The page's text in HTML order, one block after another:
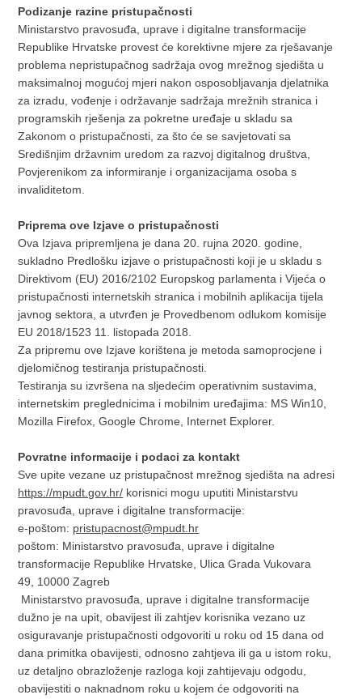
Podizanje razine pristupačnosti
Ministarstvo pravosuđa, uprave i digitalne transformacije
Republike Hrvatske provest će korektivne mjere za rješavanje
problema nepristupačnog sadržaja ovog mrežnog sjedišta u
maksimalnoj mogućoj mjeri nakon osposobljavanja djelatnika
za izradu, vođenje i održavanje sadržaja mrežnih stranica i
programskih rješenja za pokretne uređaje u skladu sa
Zakonom o pristupačnosti, za što će se savjetovati sa
Središnjim državnim uredom za razvoj digitalnog društva,
Povjerenikom za informiranje i organizacijama osoba s
invaliditetom.
Priprema ove Izjave o pristupačnosti
Ova Izjava pripremljena je dana 20. rujna 2020. godine,
sukladno Predlošku izjave o pristupačnosti koji je u skladu s
Direktivom (EU) 2016/2102 Europskog parlamenta i Vijeća o
pristupačnosti internetskih stranica i mobilnih aplikacija tijela
javnog sektora, a utvrđen je Provedbenom odlukom komisije
EU 2018/1523 11. listopada 2018.
Za pripremu ove Izjave korištena je metoda samoprocjene i
djelomičnog testiranja pristupačnosti.
Testiranja su izvršena na sljedećim operativnim sustavima,
internetskim preglednicima i mobilnim uređajima: MS Win10,
Mozilla Firefox, Google Chrome, Internet Explorer.
Povratne informacije i podaci za kontakt
Sve upite vezane uz pristupačnost mrežnog sjedišta na adresi
https://mpudt.gov.hr/ korisnici mogu uputiti Ministarstvu
pravosuđa, uprave i digitalne transformacije:
e-poštom: pristupacnost@mpudt.hr
poštom: Ministarstvo pravosuđa, uprave i digitalne
transformacije Republike Hrvatske, Ulica Grada Vukovara
49, 10000 Zagreb
Ministarstvo pravosuđa, uprave i digitalne transformacije
dužno je na upit, obavijest ili zahtjev korisnika vezano uz
osiguravanje pristupačnosti odgovoriti u roku od 15 dana od
dana primitka obavijesti, odnosno zahtjeva ili ga u istom roku,
uz detaljno obrazloženje razloga koji zahtijevaju odgodu,
obavijestiti o naknadnom roku u kojem će odgovoriti na